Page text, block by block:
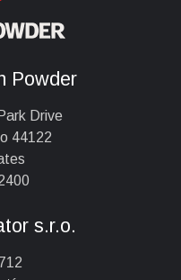
Powder
Drive
44122
s.r.o.